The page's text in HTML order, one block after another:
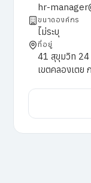
hr-
ขนาดองค์กร
ไม่ระบุ
ที่อยู่
41 สุขุมวิท 24
เขตคลองเตย